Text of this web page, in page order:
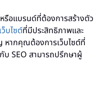
รือแบรนด์ที่ต้องการสร้างตัว
บไซต์ที่มีประสิทธิภาพและ
ากคุณต้องการเว็บไซต์ที่
บ SEO สามารถปรึกษาผู้